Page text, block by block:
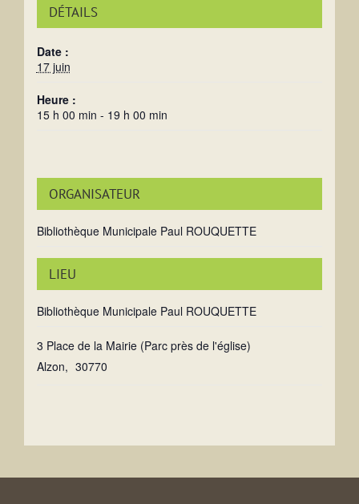
DÉTAILS
Date :
17 juin
Heure :
15 h 00 min - 19 h 00 min
LIEU
Bibliothèque Municipale Paul ROUQUETTE
3 Place de la Mairie (Parc près de l'église)
Alzon, 30770
ORGANISATEUR
Bibliothèque Municipale Paul ROUQUETTE